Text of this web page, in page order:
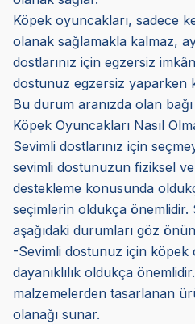
Köpek oyuncakları, sadece
olanak sağlamakla kalmaz,
dostlarınız için egzersiz
dostunuz egzersiz yaparken
Bu durum aranızda olan
Köpek Oyuncakları Nasıl
Sevimli dostlarınız için
sevimli dostunuzun fiziksel ve
destekleme konusunda
seçimlerin oldukça önemlidir.
aşağıdaki durumları göz
-Sevimli dostunuz için köpek
dayanıklılık oldukça
malzemelerden tasarlanan
olanağı sunar.